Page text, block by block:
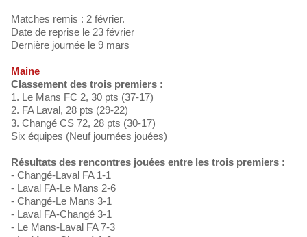
Matches remis : 2 février.
Date de reprise le 23 février
Dernière journée le 9 mars
Maine
Classement des trois premiers :
1. Le Mans FC 2, 30 pts (37-17)
2. FA Laval, 28 pts (29-22)
3. Changé CS 72, 28 pts (30-17)
Six équipes (Neuf journées jouées)
Résultats des rencontres jouées entre les trois premiers :
- Changé-Laval FA 1-1
- Laval FA-Le Mans 2-6
- Changé-Le Mans 3-1
- Laval FA-Changé 3-1
- Le Mans-Laval FA 7-3